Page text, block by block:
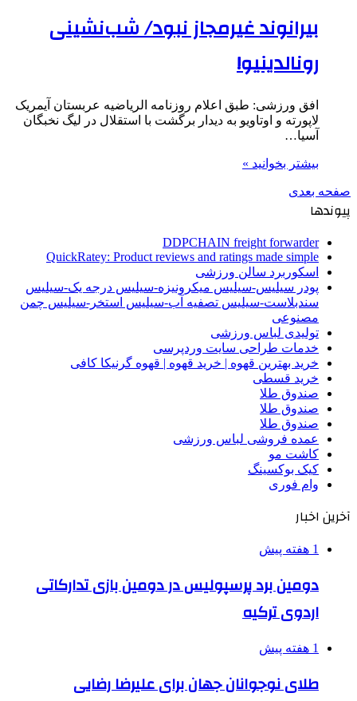
بیرانوند غیرمجاز نبود/ شب‌نشینی‌
رونالدینیو!
افق ورزشی: طبق اعلام روزنامه الریاضیه عربستان آیمریک
لاپورته و اوتاویو به دیدار برگشت با استقلال در لیگ نخبگان
آسیا…
بیشتر بخوانید »
صفحه بعدی
پیوندها
DDPCHAIN freight forwarder
QuickRatey: Product reviews and ratings made simple
اسکوربرد سالن ورزشی
پودر سیلیس-سیلیس میکرونیزه-سیلیس درجه یک-سیلیس
سندبلاست-سیلیس تصفیه آب-سیلیس استخر-سیلیس چمن
مصنوعی
تولیدی لباس ورزشی
خدمات طراحی سایت وردپرسی
خرید بهترین قهوه | خرید قهوه | قهوه گرنیکا کافی
خرید قسطی
صندوق طلا
صندوق طلا
صندوق طلا
عمده فروشی لباس ورزشی
کاشت مو
کیک بوکسینگ
وام فوری
آخرین اخبار
1 هفته پیش
دومین برد پرسپولیس در دومین بازی تدارکاتی
اردوی ترکیه
1 هفته پیش
طلای نوجوانان جهان برای علیرضا رضایی